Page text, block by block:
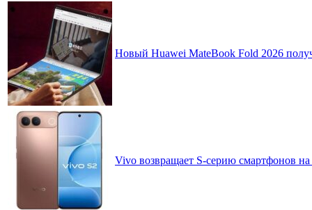
Новый Huawei MateBook Fold 2026
Vivo возвращает S-серию смартфонов